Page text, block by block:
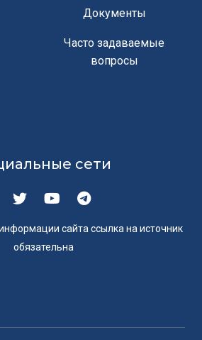
Документы
Часто задаваемые
вопросы
сети
сайта ссылка на источник
обязательна